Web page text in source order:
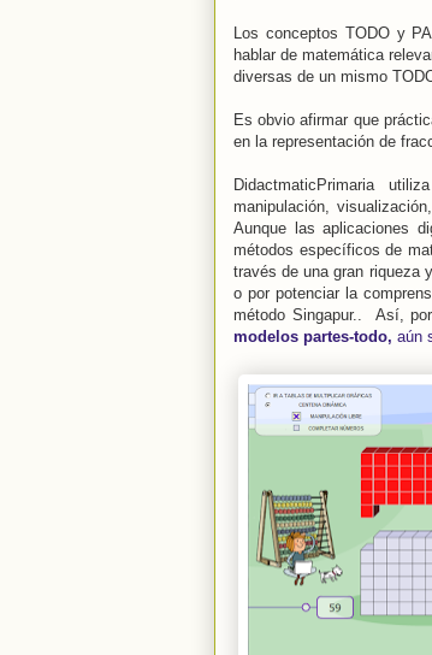
Los conceptos TODO y
hablar de matemática
diversas de un mismo
Es obvio afirmar que
en la representación de
DidactmaticPrimaria
manipulación,
Aunque las aplicaciones
métodos específicos de
través de una gran riqueza
o por potenciar la
método Singapur.. Así,
modelos partes-todo, aún